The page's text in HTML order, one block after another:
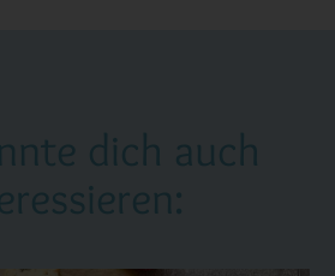
dich auch